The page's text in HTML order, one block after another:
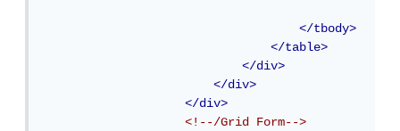
</tbody>
</table>
</div>
</div>
</div>
<!--/Grid Form-->